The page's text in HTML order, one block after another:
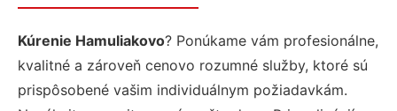
Kúrenie Hamuliakovo? Ponúkame vám profesionálne,
kvalitné a zároveň cenovo rozumné služby, ktoré sú
prispôsobené vašim individuálnym požiadavkám.